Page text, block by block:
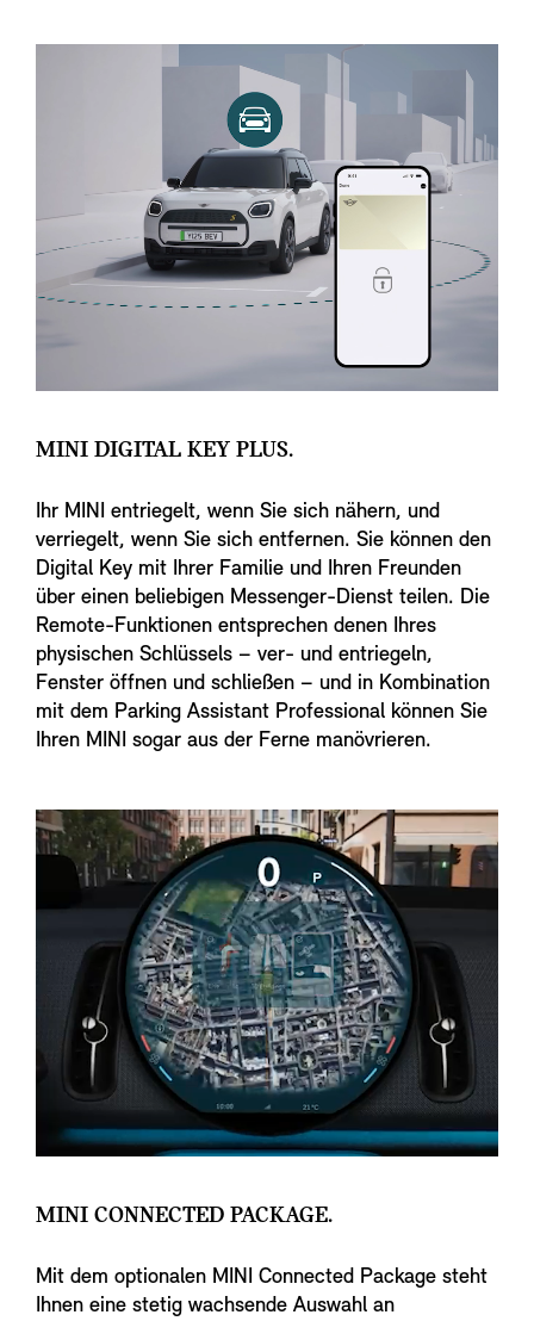
MINI DIGITAL KEY PLUS.
Ihr MINI entriegelt, wenn Sie sich nähern, und
verriegelt, wenn Sie sich entfernen. Sie können den
Digital Key mit Ihrer Familie und Ihren Freunden
über einen beliebigen Messenger-Dienst teilen. Die
Remote-Funktionen entsprechen denen Ihres
physischen Schlüssels – ver- und entriegeln,
Fenster öffnen und schließen – und in Kombination
mit dem Parking Assistant Professional können Sie
Ihren MINI sogar aus der Ferne manövrieren.
MINI CONNECTED PACKAGE.
Mit dem optionalen MINI Connected Package steht
Ihnen eine stetig wachsende Auswahl an